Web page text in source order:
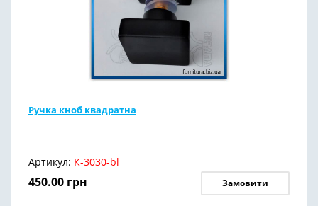
Ручка кноб квадратна
Артикул: К-3030-bl
450.00 грн Замовити